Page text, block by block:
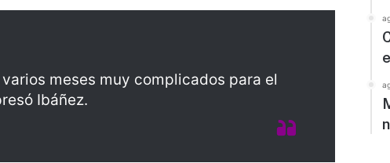
meses muy complicados para el
Ibáñez.